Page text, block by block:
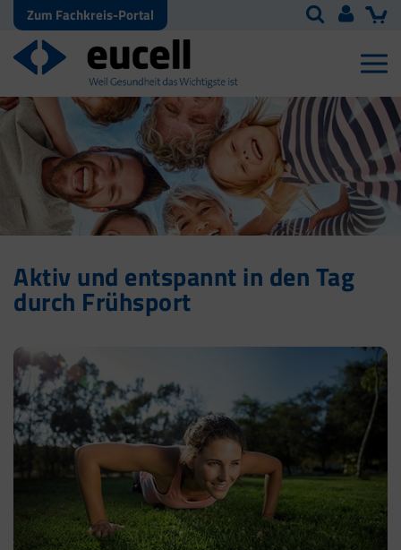
Zum Fachkreis-Portal
Aktiv und entspannt in den Tag
durch Frühsport